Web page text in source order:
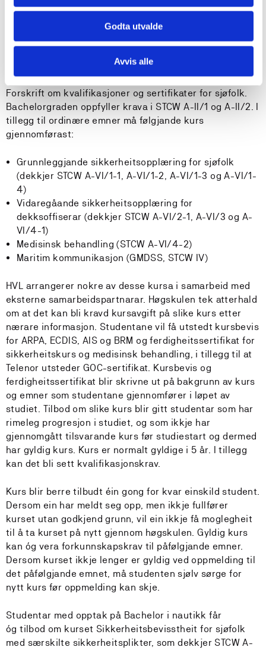
Godta utvalde
Avvis alle
Krav til utdanninga, kurs og sertifikat
Høgskulen på Vestlandet (HVL) har ansvar for at
undervisninga er i tråd med Sjøfartsdirektoratet sine
Sjøfartsdirektoratet sine krav til kvalitetssikring i tråd
med STCW 78 med tillegg og FOR 2011-12-22 nr. 1523
Forskrift om kvalifikasjoner og sertifikater for sjøfolk.
Bachelorgraden oppfyller krava i STCW A-II/1 og A-II/2. I
tillegg til ordinære emner må følgjande kurs
gjennomførast:
Grunnleggjande sikkerheitsopplæring for sjøfolk
(dekkjer STCW A-VI/1-1, A-VI/1-2, A-VI/1-3 og A-VI/1-
4)
Vidaregåande sikkerheitsopplæring for
dekksoffiserar (dekkjer STCW A-VI/2-1, A-VI/3 og A-
VI/4-1)
Medisinsk behandling (STCW A-VI/4-2)
Maritim kommunikasjon (GMDSS, STCW IV)
HVL arrangerer nokre av desse kursa i samarbeid med
eksterne samarbeidspartnarar. Høgskulen tek atterhald
om at det kan bli kravd kursavgift på slike kurs etter
nærare informasjon. Studentane vil få utstedt kursbevis
for ARPA, ECDIS, AIS og BRM og ferdigheitssertifikat for
sikkerheitskurs og medisinsk behandling, i tillegg til at
Telenor utsteder GOC-sertifikat. Kursbevis og
ferdigheitssertifikat blir skrivne ut på bakgrunn av kurs
og emner som studentane gjennomfører i løpet av
studiet. Tilbod om slike kurs blir gitt studentar som har
rimeleg progresjon i studiet, og som ikkje har
gjennomgått tilsvarande kurs før studiestart og dermed
har gyldig kurs. Kurs er normalt gyldige i 5 år. I tillegg
kan det bli sett kvalifikasjonskrav.
Kurs blir berre tilbudt éin gong for kvar einskild student.
Dersom ein har meldt seg opp, men ikkje fullfører
kurset utan godkjend grunn, vil ein ikkje få moglegheit
til å ta kurset på nytt gjennom høgskulen. Gyldig kurs
kan óg vera forkunnskapskrav til påfølgjande emner.
Dersom kurset ikkje lenger er gyldig ved oppmelding til
det påfølgjande emnet, må studenten sjølv sørge for
nytt kurs før oppmelding kan skje.
Studentar med opptak på Bachelor i nautikk får
óg tilbod om kurset Sikkerheitsbevisstheit for sjøfolk
med særskilte sikkerheitsplikter, som dekkjer STCW A-